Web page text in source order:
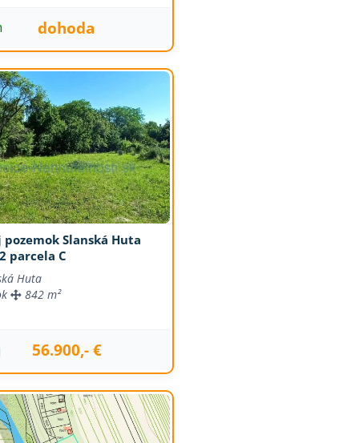
dohoda
pozemok Slanská Huta
parcela C
Huta
842 m²
56.900,- €